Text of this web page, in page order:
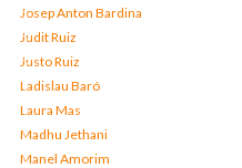
Josep Anton Bardina
Judit Ruiz
Justo Ruiz
Ladislau Baró
Laura Mas
Madhu Jethani
Manel Amorim